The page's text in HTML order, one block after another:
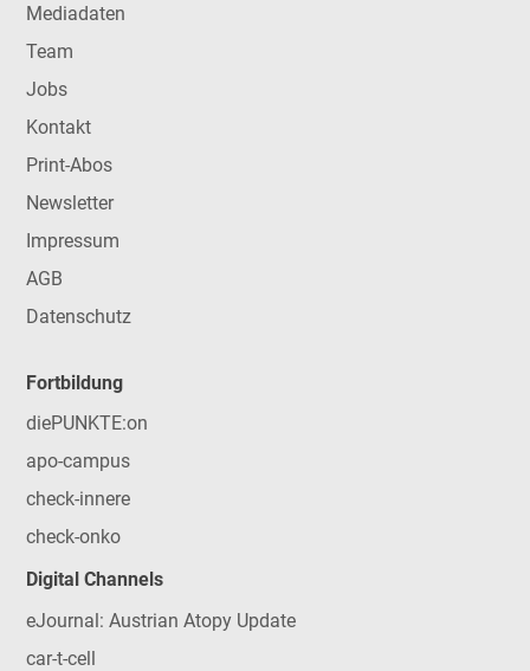
Mediadaten
Team
Jobs
Kontakt
Print-Abos
Newsletter
Impressum
AGB
Datenschutz
Fortbildung
diePUNKTE:on
apo-campus
check-innere
check-onko
Digital Channels
eJournal: Austrian Atopy Update
car-t-cell